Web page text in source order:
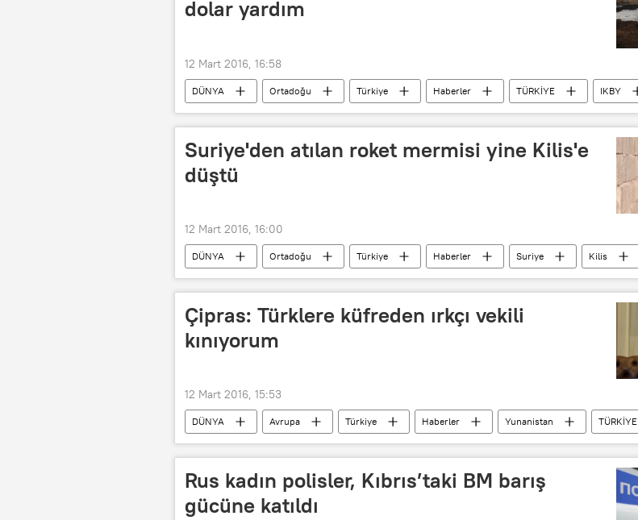
dolar yardım
12 Mart 2016, 16:58
DÜNYA Ortadoğu Türkiye Haberler TÜRKİYE IKBY
Suriye'den atılan roket mermisi yine Kilis'e
düştü
12 Mart 2016, 16:00
DÜNYA Ortadoğu Türkiye Haberler Suriye Kilis
Çipras: Türklere küfreden ırkçı vekili
kınıyorum
12 Mart 2016, 15:53
DÜNYA Avrupa Türkiye Haberler Yunanistan
TÜRKİYE
Aleksis Çipras
Elefterios Sinadinos AP
Rus kadın polisler, Kıbrıs’taki BM barış
gücüne katıldı